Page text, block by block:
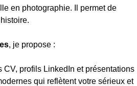
en photographie. Il permet de
, je propose :
CV, profils LinkedIn et présentations
qui reflètent votre sérieux et